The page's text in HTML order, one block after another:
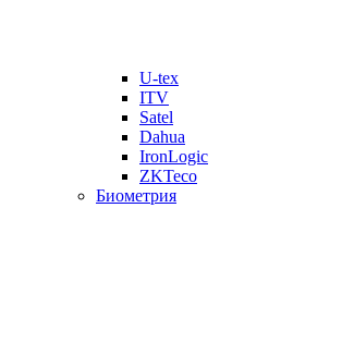
U-tex
ITV
Satel
Dahua
IronLogic
ZKTeco
Биометрия